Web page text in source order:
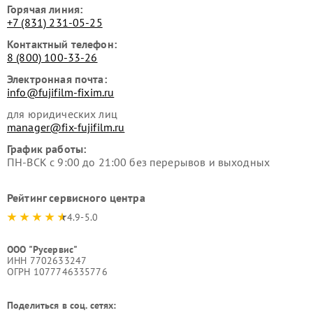
Горячая линия:
+7 (831) 231-05-25
Контактный телефон:
8 (800) 100-33-26
Электронная почта:
info@fujifilm-fixim.ru
для юридических лиц
manager@fix-fujifilm.ru
График работы:
ПН-ВСК с 9:00 до 21:00 без перерывов и выходных
Рейтинг сервисного центра
4.9-5.0
ООО "Русервис"
ИНН 7702633247
ОГРН 1077746335776
Поделиться в соц. сетях: